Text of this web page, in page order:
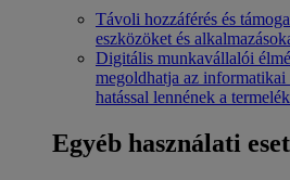
Távoli hozzáférés és
eszközöket és
Digitális munkavállalói
megoldhatja az
hatással lennének a
Egyéb használati